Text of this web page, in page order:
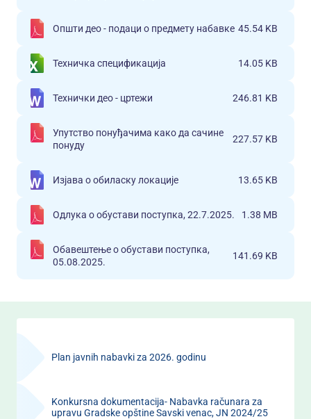
Општи део - подаци о предмету набавке 45.54 KB
Техничка спецификација 14.05 KB
Технички део - цртежи 246.81 KB
Упутство понуђачима како да сачине
понуду
227.57 KB
Изјава о обиласку локације 13.65 KB
Одлука о обустави поступка, 22.7.2025. 1.38 MB
Обавештење о обустави поступка,
05.08.2025.
141.69 KB
Plan javnih nabavki za 2026. godinu
Konkursna dokumentacija- Nabavka računara za
upravu Gradske opštine Savski venac, JN 2024/25